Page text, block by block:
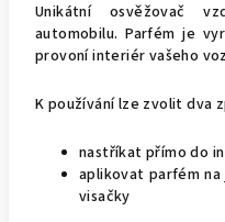
Unikátní osvěžovač
automobilu. Parfém je
provoní interiér vašeho
K používání lze zvolit dva
nastříkat přímo do
aplikovat parfém
visačky